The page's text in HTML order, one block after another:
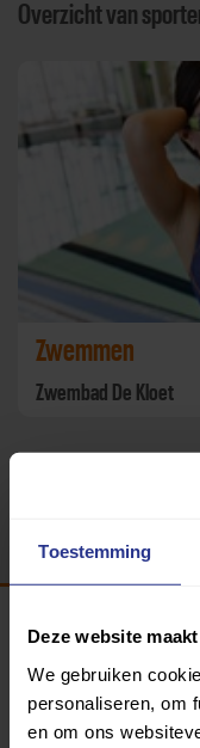
Toestemming
Deze website
We gebruiken
personaliseren, om
en om ons
Overzicht van
Zwemmen
Zwembad De Kloet